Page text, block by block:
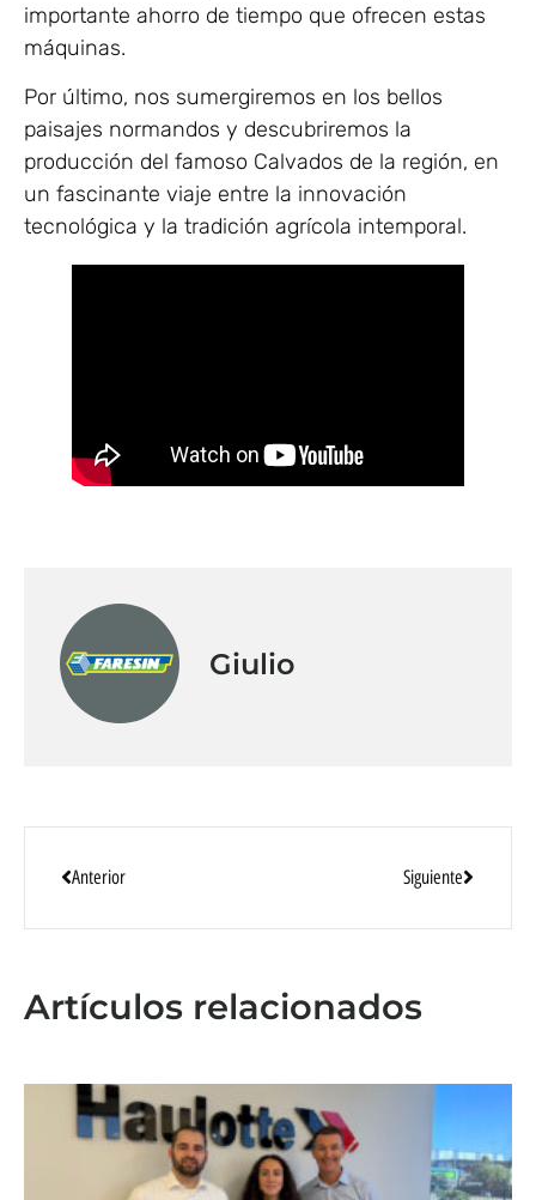
importante ahorro de tiempo que ofrecen estas
máquinas.
Por último, nos sumergiremos en los bellos
paisajes normandos y descubriremos la
producción del famoso Calvados de la región, en
un fascinante viaje entre la innovación
tecnológica y la tradición agrícola intemporal.
Giulio
Anterior Siguiente
Artículos relacionados